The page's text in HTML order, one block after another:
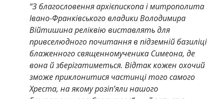
“З благословення архієпископа і митрополита
Івано-Франківського владики Володимира
Війтишина реліквію виставлять для
привселюдного почитання в підземній базиліці
блаженного священномученика Симеона, де
вона й зберігатиметься. Відтак кожен охочий
зможе приклонитися частинці того самого
Хреста, на якому розіп’яли нашого